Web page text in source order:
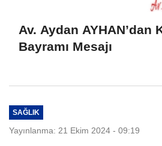
Av. Aydan AYHAN’dan
Bayramı Mesajı
SAĞLIK
Yayınlanma: 21 Ekim 2024 - 09:19